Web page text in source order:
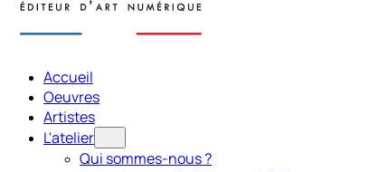
Accueil
Oeuvres
Artistes
L'atelier
Qui sommes-nous ?